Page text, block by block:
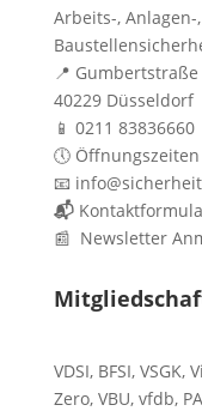
Arbeits-,
📍 Gumbertstraße
40229 Düsseldorf
📱 0211 83836660
🕔
📧
📬
📰 Newsletter
VDSI, BFSI, VSGK,
Zero, VBU, vfdb,